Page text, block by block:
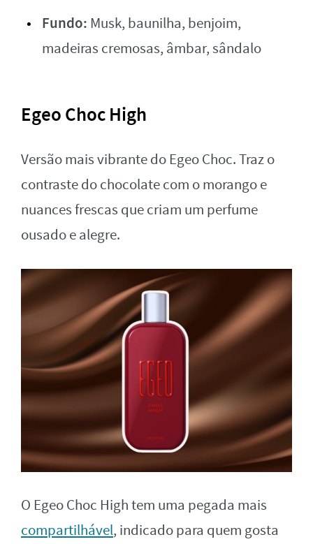
Fundo: Musk, baunilha, benjoim,
madeiras cremosas, âmbar, sândalo
Egeo Choc High
Versão mais vibrante do Egeo Choc. Traz o
contraste do chocolate com o morango e
nuances frescas que criam um perfume
ousado e alegre.
O Egeo Choc High tem uma pegada mais
compartilhável, indicado para quem gosta